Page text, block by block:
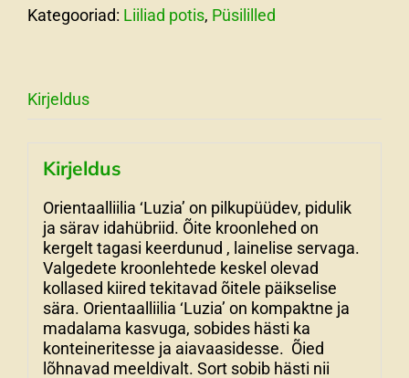
Kategooriad: Liiliad potis, Püsililled
Kirjeldus
Kirjeldus
Orientaalliilia ‘Luzia’ on pilkupüüdev, pidulik
ja särav idahübriid. Õite kroonlehed on
kergelt tagasi keerdunud , lainelise servaga.
Valgedete kroonlehtede keskel olevad
kollased kiired tekitavad õitele päikselise
sära. Orientaalliilia ‘Luzia’ on kompaktne ja
madalama kasvuga, sobides hästi ka
konteineritesse ja aiavaasidesse. Õied
lõhnavad meeldivalt. Sort sobib hästi nii